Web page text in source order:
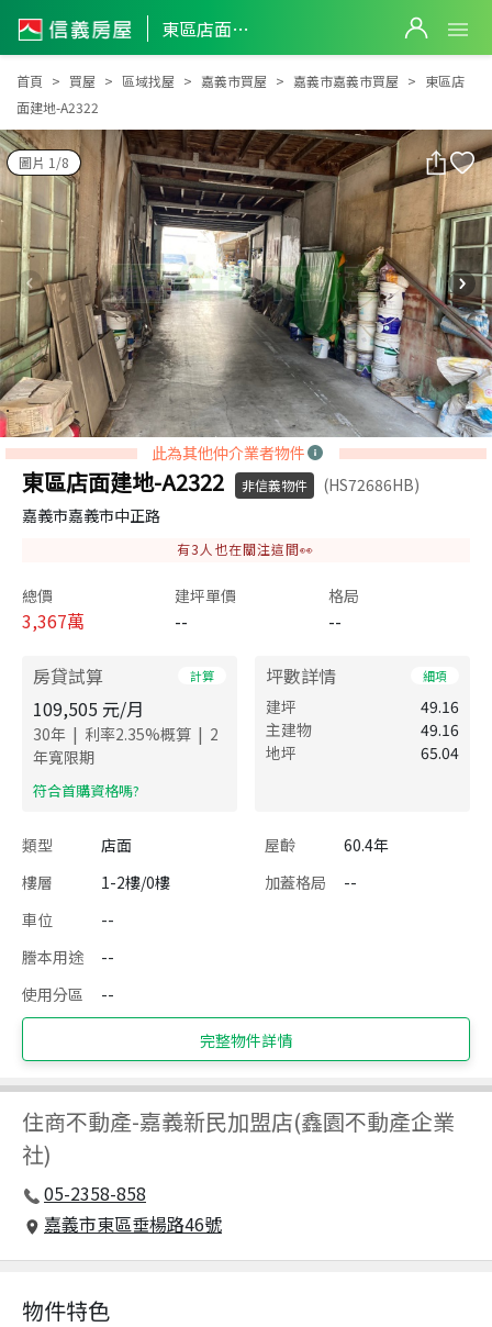
東區店面建地-A2322
東區店面建地-A2322
首頁 買屋 區域找屋 嘉義市買屋 嘉義市嘉義市買屋
東區店
面建地-A2322
圖片 1/8
此為其他仲介業者物件
東區店面建地-A2322 非信義物件
(HS72686HB)
嘉義市嘉義市中正路
有3 人也在關注這間👀
總價
3,367萬
建坪單價
--
格局
--
房貸試算 計算
109,505 元/月
30年 | 利率2.35%概算 | 2
年寬限期
​符合首購資格嗎?
坪數詳情 細項
建坪
49.16
主建物
49.16
地坪
65.04
類型 店面 屋齡
60.4年
樓層
1-2樓/0樓 加蓋格局
--
車位
--
謄本用途
--
使用分區
--
完整物件詳情
住商不動產-嘉義新民加盟店(鑫園不動產企業
社)
05-2358-858
嘉義市東區垂楊路46號
物件特色